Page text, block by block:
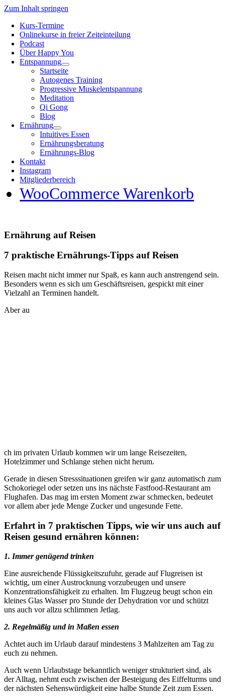
Zum Inhalt springen
Kurs-Termine
Onlinekurse in freier Zeiteinteilung
Podcast
Über Happy You
Entspannung
Startseite
Autogenes Training
Progressive Muskelentspannung
Meditation
Qi Gong
Blog
Ernährung
Intuitives Essen
Ernährungsberatung
Ernährungs-Blog
Kontakt
Instagram
Mitgliederbereich
WooCommerce Warenkorb
Ernährung auf Reisen
7 praktische Ernährungs-Tipps auf Reisen
Reisen macht nicht immer nur Spaß, es kann auch anstrengend sein.
Besonders wenn es sich um Geschäftsreisen, gespickt mit einer
Vielzahl an Terminen handelt.
Aber au
ch im privaten Urlaub kommen wir um lange Reisezeiten,
Hotelzimmer und Schlange stehen nicht herum.
Gerade in diesen Stresssituationen greifen wir ganz automatisch zum
Schokoriegel oder setzen uns ins nächste Fastfood-Restaurant am
Flughafen. Das mag im ersten Moment zwar schmecken, bedeutet
vor allem aber jede Menge Zucker und ungesunde Fette.
Erfahrt in 7 praktischen Tipps, wie wir uns auch auf
Reisen gesund ernähren können:
1. Immer genügend trinken
Eine ausreichende Flüssigkeitszufuhr, gerade auf Flugreisen ist
wichtig, um einer Austrocknung vorzubeugen und unsere
Konzentrationsfähigkeit zu erhalten. Im Flugzeug beugt schon ein
kleines Glas Wasser pro Stunde der Dehydration vor und schützt
uns auch vor allzu schlimmen Jetlag.
2. Regelmäßig und in Maßen essen
Achtet auch im Urlaub darauf mindestens 3 Mahlzeiten am Tag zu
euch zu nehmen.
Auch wenn Urlaubstage bekanntlich weniger strukturiert sind, als
der Alltag, nehmt euch zwischen der Besteigung des Eiffelturms und
der nächsten Sehenswürdigkeit eine halbe Stunde Zeit zum Essen.